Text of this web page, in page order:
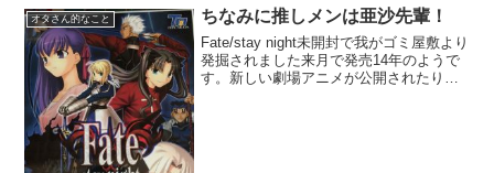
って付けなきゃ良いのにね。某ねずみラ
ンドやドイツ村と...
オタさん的なこと ちなみに推しメンは亜沙先輩！
Fate/stay night未開封で我がゴミ屋敷より
発掘されました来月で発売14年のようで
す。新しい劇場アニメが公開されたり派